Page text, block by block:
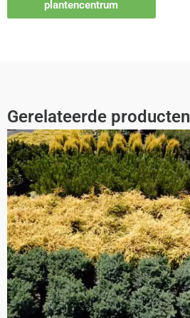
plantencentrum
Gerelateerde producten